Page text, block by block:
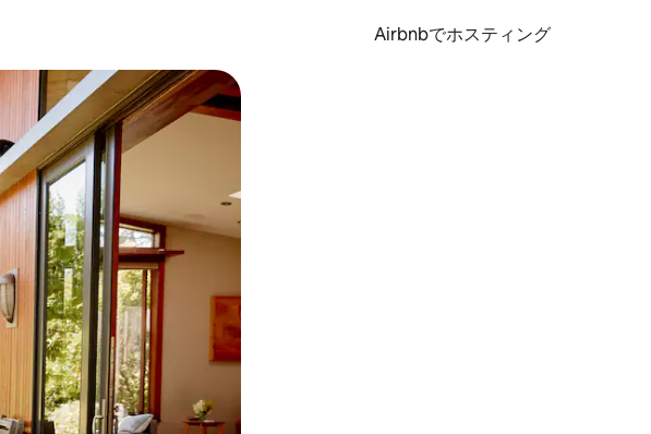
Airbnbでホスティング
結果を確認することができます。